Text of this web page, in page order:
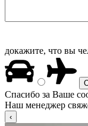
докажите, что вы
Спасибо за Ваше
Наш менеджер